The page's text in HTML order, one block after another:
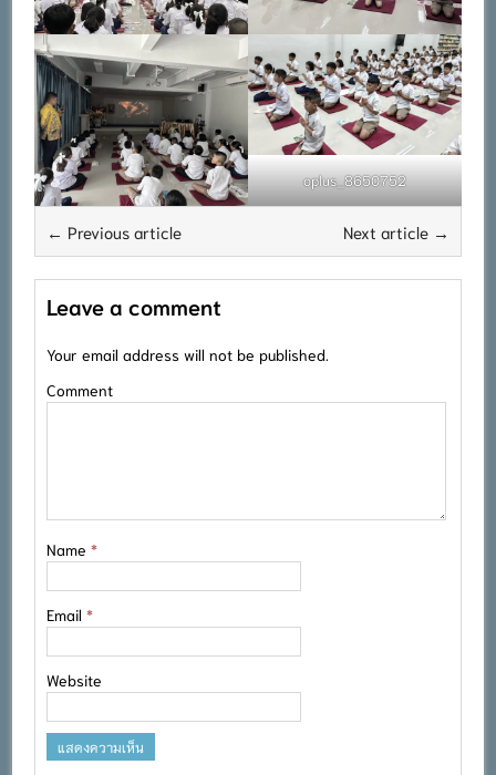
oplus_8650752
← Previous article Next article →
Leave a comment
Your email address will not be published.
Comment
Name*
Email*
Website